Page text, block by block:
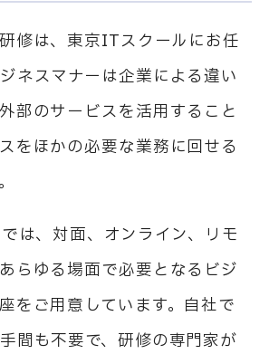
修は、東京ITスクールにお任
ネスマナーは企業による違い
部のサービスを活用すること
をほかの必要な業務に回せる
は、対面、オンライン、リモ
らゆる場面で必要となるビジ
をご用意しています。自社で
間も不要で、研修の専門家が